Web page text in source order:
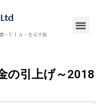
－ＶＩＡ－を示す街
の引上げ～2018